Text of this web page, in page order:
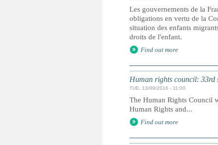
Les gouvernements de la
obligations en vertu de la
situation des enfants
droits de l'enfant.
Find out more
Human rights council: 33rd
TUE, 13/09/2016 - 11:00
The Human Rights Council
Human Rights and...
Find out more